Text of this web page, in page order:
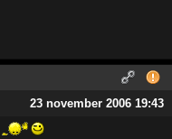
23 november 2006 19:43